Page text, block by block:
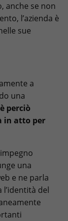
anche se non
l’azienda è
sue
a
una
perciò
in atto per
una
e ne parla
del